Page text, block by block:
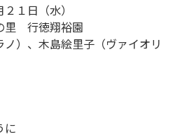
１日（水）
里 行徳翔裕園
）、木島絵里子（ヴァイオリ
に